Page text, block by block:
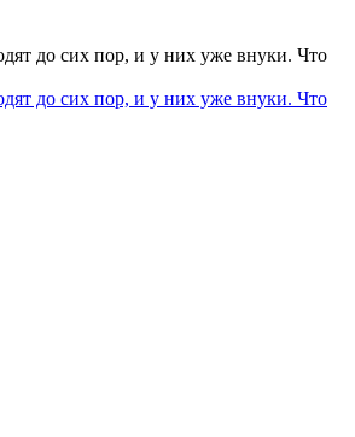
до сих пор, и у них уже внуки. Что
до сих пор, и у них уже внуки. Что